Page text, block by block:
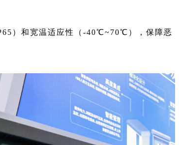
）和宽温适应性（-40℃~70℃），保障恶